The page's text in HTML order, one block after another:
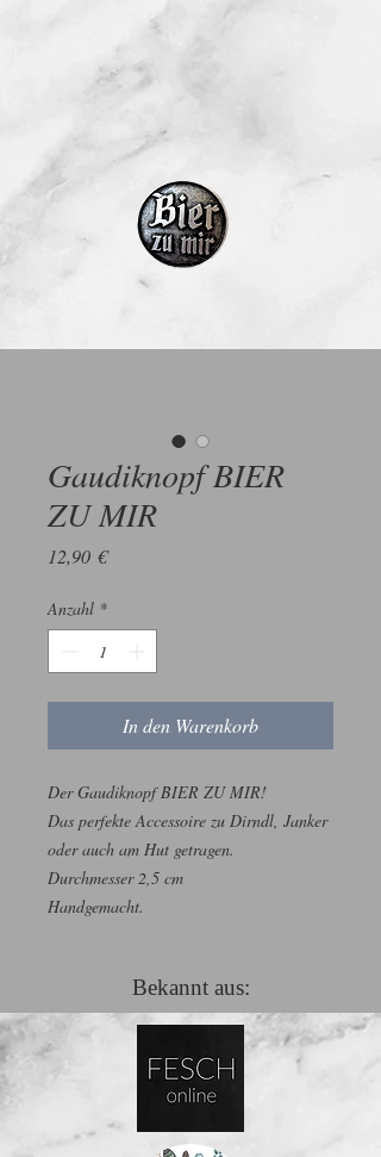
Gaudiknopf BIER
ZU MIR
12,90 €Preis
Anzahl *
In den Warenkorb
Der Gaudiknopf BIER ZU MIR!
Das perfekte Accessoire zu Dirndl, Janker
oder auch am Hut getragen.
Durchmesser 2,5 cm
Handgemacht.
Bekannt aus: